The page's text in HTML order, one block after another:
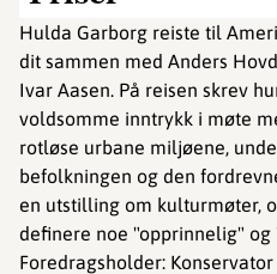
Hulda Garborg reiste til
dit sammen med Anders
Ivar Aasen. På reisen skrev
voldsomme inntrykk i møte
rotløse urbane miljøene,
befolkningen og den
en utstilling om kulturmøter,
definere noe "opprinnelig" og
Foredragsholder: